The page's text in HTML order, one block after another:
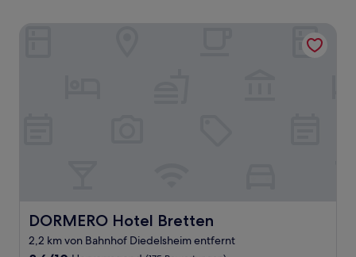
DORMERO Hotel Bretten
DORMERO Hotel Bretten
2,2 km von Bahnhof Diedelsheim entfernt